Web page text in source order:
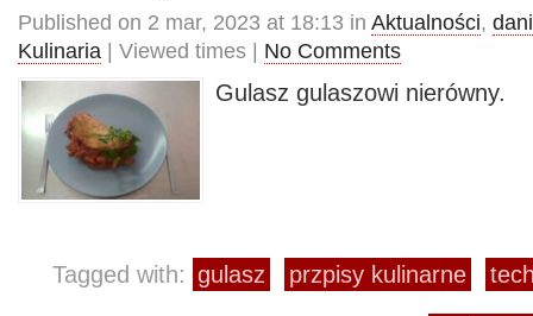
Published on 2 mar, 2023 at 18:13 in Aktualności,
Kulinaria | Viewed times | No Comments
Gulasz gulaszowi nierówny.
Tagged with: gulasz przpisy kulinarne